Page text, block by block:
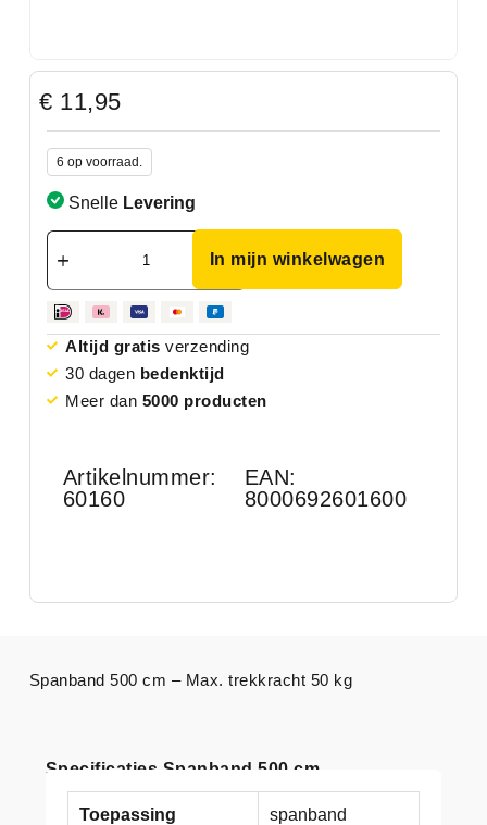
€ 11,95
6 op voorraad.
Snelle Levering
In mijn winkelwagen
Altijd gratis verzending
30 dagen bedenktijd
Meer dan 5000 producten
Artikelnummer:
60160
EAN:
8000692601600
Specificaties Spanband 500 cm
Toepassing spanband
Spanband 500 cm – Max. trekkracht 50 kg